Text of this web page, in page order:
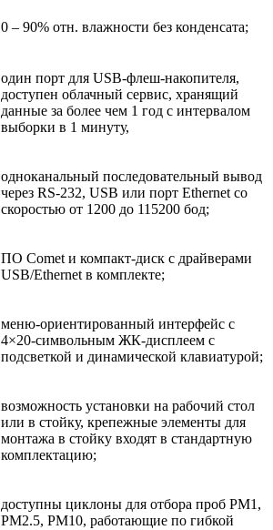
0 – 90% отн. влажности без конденсата;
один порт для USB-флеш-накопителя,
доступен облачный сервис, хранящий
данные за более чем 1 год с интервалом
выборки в 1 минуту,
одноканальный последовательный вывод
через RS-232, USB или порт Ethernet со
скоростью от 1200 до 115200 бод;
ПО Comet и компакт-диск с драйверами
USB/Ethernet в комплекте;
меню-ориентированный интерфейс с
4×20-символьным ЖК-дисплеем с
подсветкой и динамической клавиатурой;
возможность установки на рабочий стол
или в стойку, крепежные элементы для
монтажа в стойку входят в стандартную
комплектацию;
доступны циклоны для отбора проб PM1,
PM2.5, PM10, работающие по гибкой